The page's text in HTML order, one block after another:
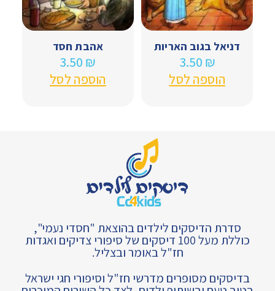
דניאל בגוב האריות
₪
הוספה לסל
אהבת חסד
₪
הוספה לסל
סדרת הדיסקים לילדים בהוצאת "חסדי נעמי",
כוללת מעל 100 דיסקים של סיפורי צדיקים ואגדות
חז"ל באומר ובצליל.
בדיסקים מסופרים מדרשי חז"ל וסיפורי חגי ישראל